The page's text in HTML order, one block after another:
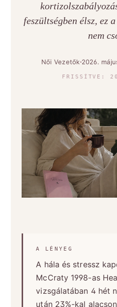
feszültségben élsz, ez
nem
Női Vezetők 2026.
FRISSÍTVE:
A LÉNYEG
A hála és stressz
McCraty 1998-as
vizsgálatában 4 hét
után 23%-kal